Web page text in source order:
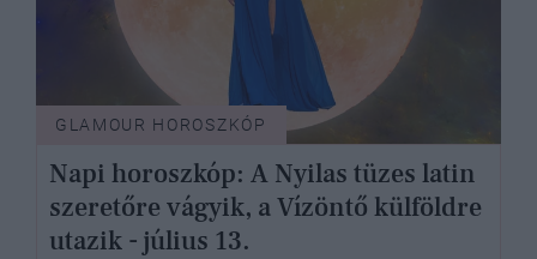
GLAMOUR HOROSZKÓP
Napi horoszkóp: A Nyilas tüzes latin
szeretőre vágyik, a Vízöntő külföldre
utazik - július 13.